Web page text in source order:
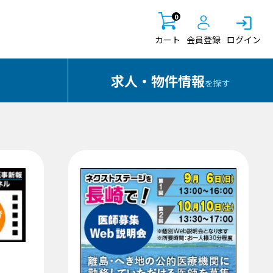
0
カート 会員登録 ログイン
求人・物件情報を探す